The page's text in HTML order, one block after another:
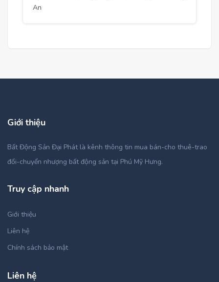
An
Giới thiệu
Bất Động Sản Đại Phát là kênh thông tin mua bán-cho thuê-trao
đổi-chuyển nhượng bất động sản tại Phú Mỹ Hưng.
Truy cập nhanh
Giới thiệu
Liên hệ
Chính sách bảo mật
Liên hệ